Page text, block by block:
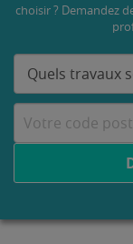
choisir ? Demandez